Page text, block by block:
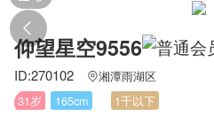

仰望星空9556
ID:270102 湘潭雨湖区
31岁
165cm 1千以下